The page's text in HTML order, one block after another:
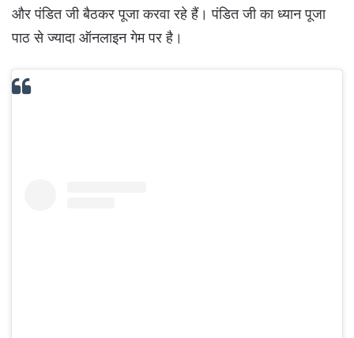
और पंडित जी बैठकर पूजा करवा रहे हैं। पंडित जी का ध्यान पूजा
पाठ से ज्यादा ऑनलाइन गेम पर है।